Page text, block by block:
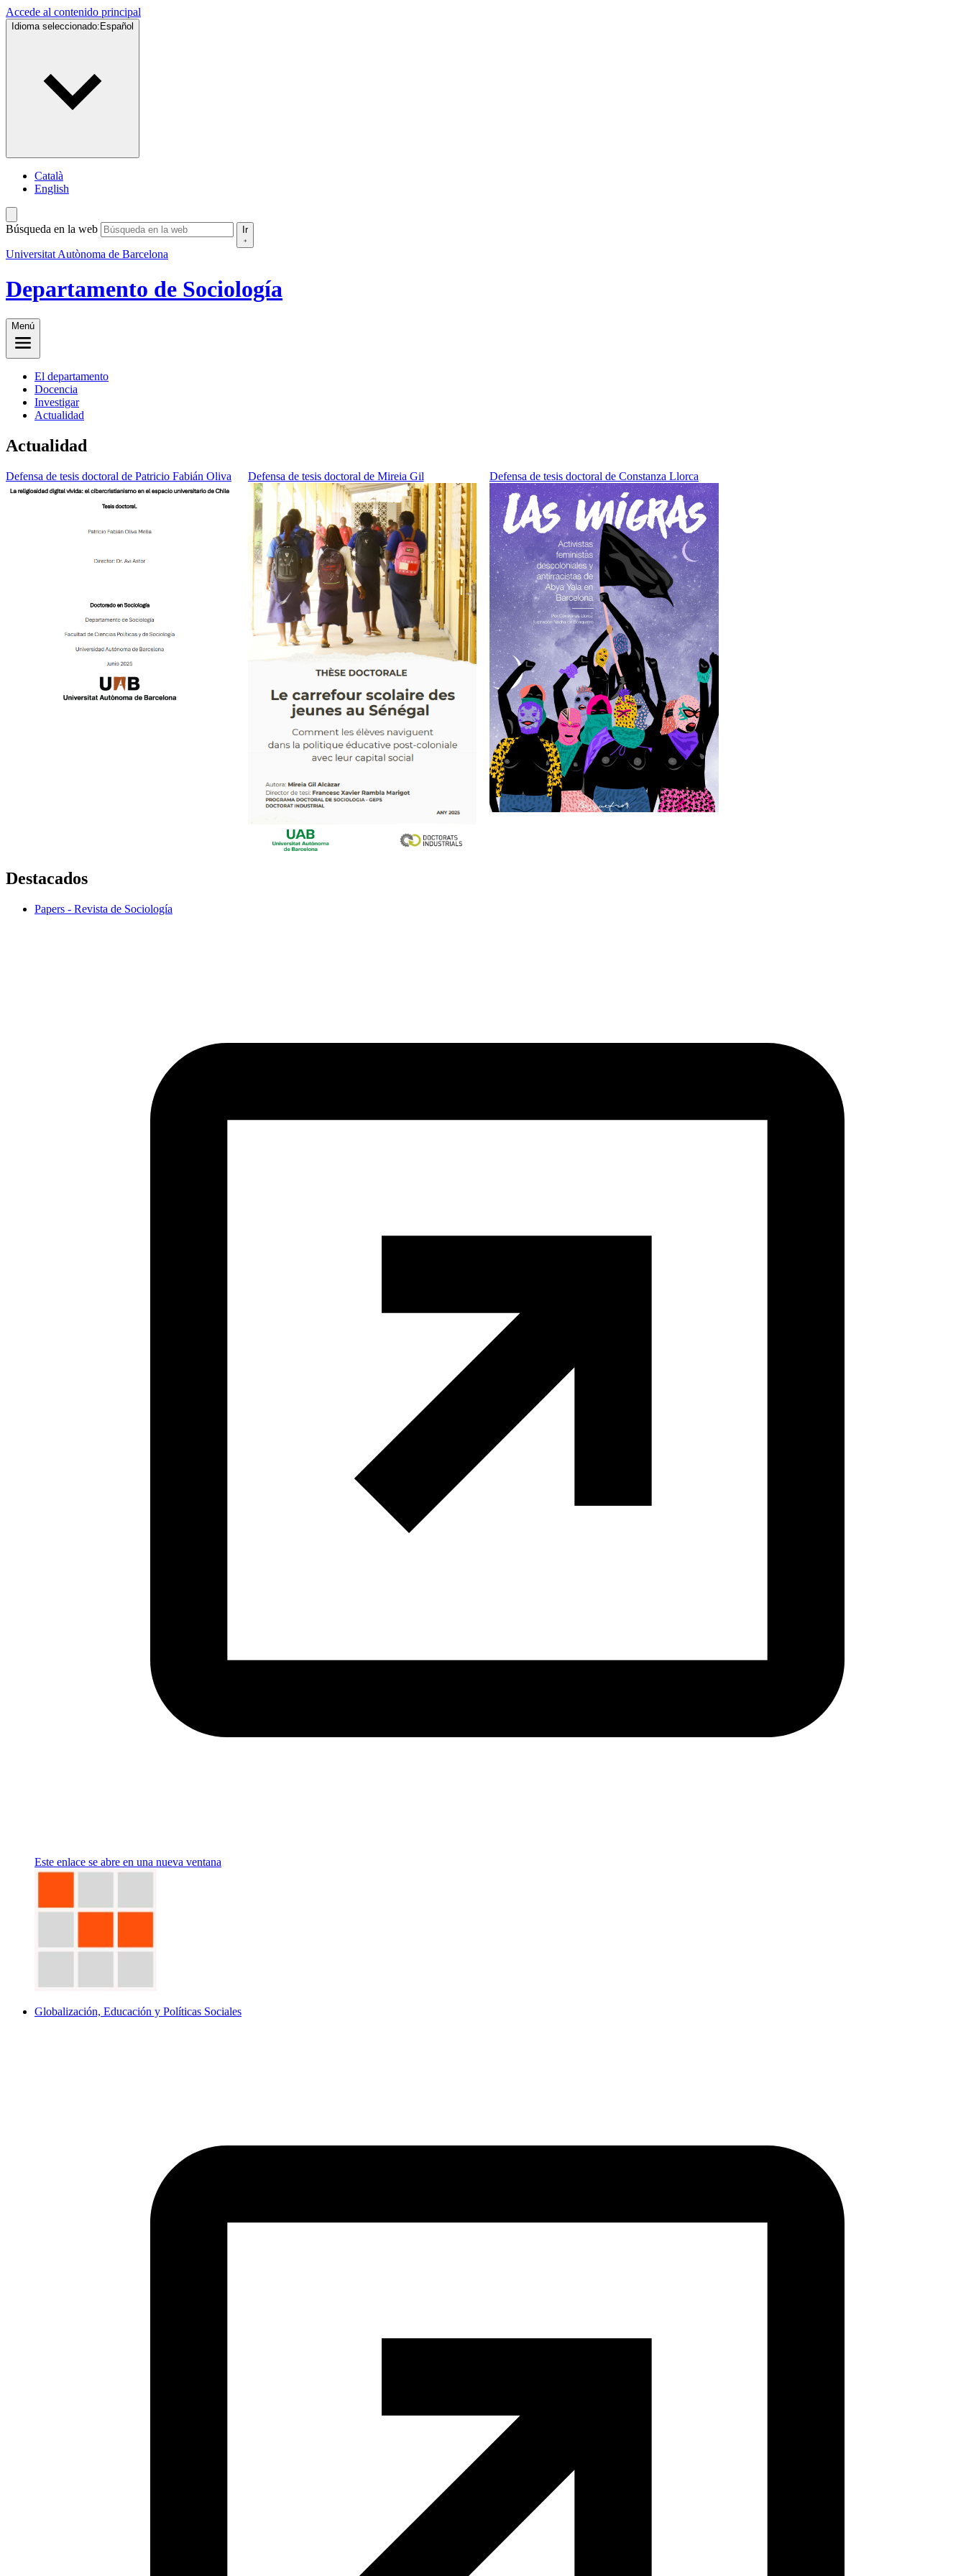
Accede al contenido principal
Idioma seleccionado: Español
Català
English
Búsqueda en la web Ir
Universitat Autònoma de Barcelona
Departamento de Sociología
Menú
El departamento
Docencia
Investigar
Actualidad
Actualidad
Defensa de tesis doctoral de Patricio Fabián Oliva Defensa de tesis doctoral de Mireia Gil Defensa de tesis doctoral de Constanza Llorca
Destacados
Papers - Revista de Sociología
Este enlace se abre en una nueva ventana
Globalización, Educación y Políticas Sociales